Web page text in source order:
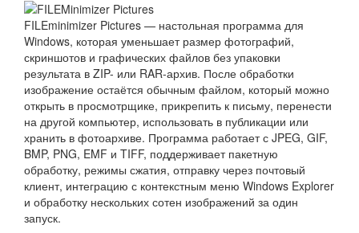
FILEminimizer Pictures — настольная программа для
Windows, которая уменьшает размер фотографий,
скриншотов и графических файлов без упаковки
результата в ZIP- или RAR-архив. После обработки
изображение остаётся обычным файлом, который можно
открыть в просмотрщике, прикрепить к письму, перенести
на другой компьютер, использовать в публикации или
хранить в фотоархиве. Программа работает с JPEG, GIF,
BMP, PNG, EMF и TIFF, поддерживает пакетную
обработку, режимы сжатия, отправку через почтовый
клиент, интеграцию с контекстным меню Windows Explorer
и обработку нескольких сотен изображений за один
запуск.